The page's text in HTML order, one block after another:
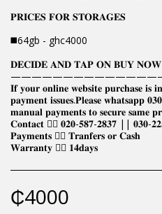
𝐏𝐑𝐈𝐂𝐄𝐒 𝐅𝐎𝐑 𝐒𝐓𝐎𝐑𝐀𝐆𝐄𝐒
◼️64gb - ghc4000
𝐃𝐄𝐂𝐈𝐃𝐄 𝐀𝐍𝐃 𝐓𝐀𝐏 𝐎𝐍 𝐁𝐔𝐘 𝐍𝐎𝐖
𝐈𝐟 𝐲𝐨𝐮𝐫 𝐨𝐧𝐥𝐢𝐧𝐞 𝐰𝐞𝐛𝐬𝐢𝐭𝐞 𝐩𝐮𝐫𝐜𝐡𝐚𝐬𝐞 𝐢𝐬
𝐩𝐚𝐲𝐦𝐞𝐧𝐭 𝐢𝐬𝐬𝐮𝐞𝐬.𝐏𝐥𝐞𝐚𝐬𝐞 𝐰𝐡𝐚𝐭𝐬𝐚𝐩𝐩
𝐦𝐚𝐧𝐮𝐚𝐥 𝐩𝐚𝐲𝐦𝐞𝐧𝐭𝐬 𝐭𝐨 𝐬𝐞𝐜𝐮𝐫𝐞 𝐬𝐚𝐦𝐞
𝐂𝐨𝐧𝐭𝐚𝐜𝐭 👉🏿 𝟎𝟐𝟎-𝟓𝟖𝟕-𝟐𝟖𝟑𝟕 || 𝟎𝟑𝟎-
𝐏𝐚𝐲𝐦𝐞𝐧𝐭𝐬 👉🏿 𝐓𝐫𝐚𝐧𝐟𝐞𝐫𝐬 𝐨𝐫 𝐂𝐚𝐬𝐡
𝐖𝐚𝐫𝐫𝐚𝐧𝐭𝐲 👉🏿 𝟏𝟒𝐝𝐚𝐲𝐬
₵4000